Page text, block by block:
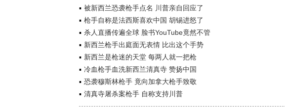
被新西兰恐袭枪手点名 川普亲自回应了
枪手自称是法西斯喜欢中国 胡锡进怒了
杀人直播传遍全球 脸书YouTube竟然不管
新西兰枪手出庭面无表情 比出这个手势
新西兰是枪迷的天堂 每两人就一把枪
冷血枪手血洗新西兰清真寺 赞扬中国
恐袭穆斯林枪手 竟向加拿大枪手致敬
清真寺屠杀案枪手 自称支持川普